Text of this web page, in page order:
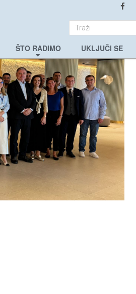
ŠTO RADIMO UKLJUČI SE